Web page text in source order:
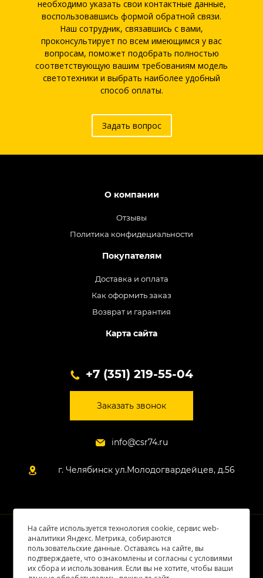
необходимо указать свои контактные данные,
воспользовавшись формой обратной связи.
Наш сотрудник, связавшись с вами,
проконсультирует по всем имеющимся у вас
вопросам, поможет подобрать полностью
соответствующую вашим требованиям модель
светотехники и выбрать наиболее удобный
способ оплаты.
Задать вопрос
О компании
Отзывы
Политика конфидециальности
Покупателям
Доставка и оплата
Как оформить заказ
Возврат и гарантия
Карта сайта
+7 (351) 219-55-04
Заказать звонок
info@csr74.ru
г. Челябинск ул.Молодогвардейцев, д.56
© 2026 Все права защищены
На сайте используется технология cookie, сервис web-
аналитики Яндекс. Метрика, собираются
пользовательские данные. Оставаясь на сайте, вы
подтверждаете, что ознакомлены и согласны с условиями
их сбора и использования. Если вы не хотите, чтобы ваши